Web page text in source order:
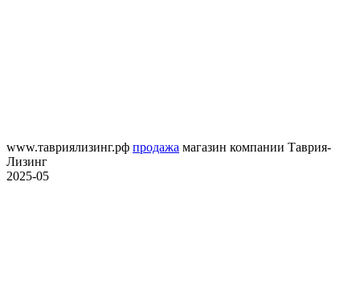
www.тавриялизинг.рф продажа магазин компании Таврия-
Лизинг
2025-05